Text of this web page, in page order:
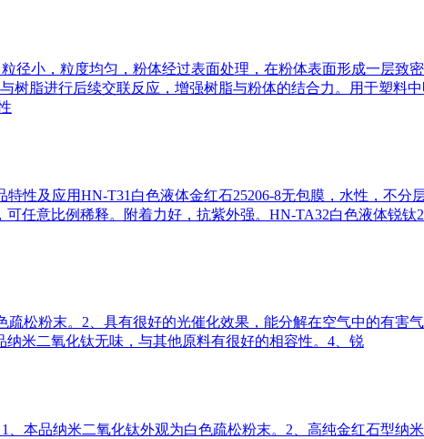
径小，粒度均匀，粉体经过表面处理，在粉体表面形成一层致
脂进行后续交联反应，增强树脂与粉体的结合力。用于塑料
性及应用HN-T31白色液体金红石25206-8无包膜，水性，不分
任意比例稀释。附着力好，抗紫外强。HN-TA32白色液体锐钛
疏松粉末。2、具有很好的光催化效果，能分解在空气中的有害
米二氧化钛无味，与其他原料有很好的相容性。4、锐
、本品纳米二氧化钛外观为白色疏松粉末。2、高纯金红石型纳